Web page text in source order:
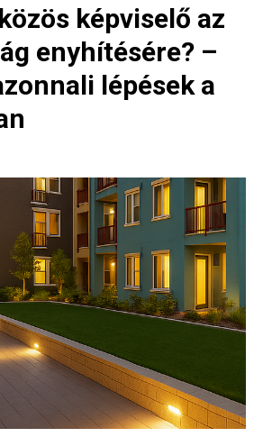
képviselő az
enyhítésére? –
lépések a